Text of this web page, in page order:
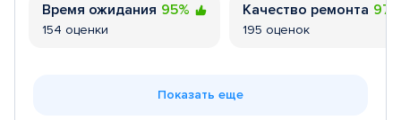
Время ожидания 95%
154 оценки
Качество ремонта
195 оценок
Показать еще